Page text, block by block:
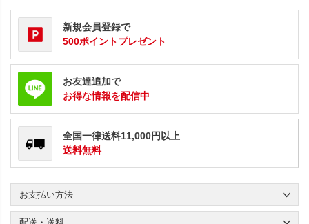
新規会員登録で
500ポイントプレゼント
お友達追加で
お得な情報を配信中
全国一律送料11,000円以上
送料無料
お支払い方法